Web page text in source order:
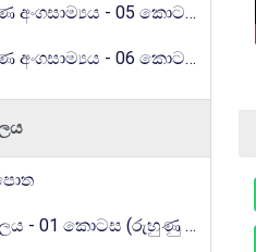
- 05 කොටස (රුහුණු ගුරුගෙදර රේඩියෝ පාඩම් මාලාව)
- 06 කොටස (රුහුණු ගුරුගෙදර රේඩියෝ පාඩම් මාලාව)
කොටස (රුහුණු ගුරුගෙදර රේඩියෝ පාඩම් මාලාව)